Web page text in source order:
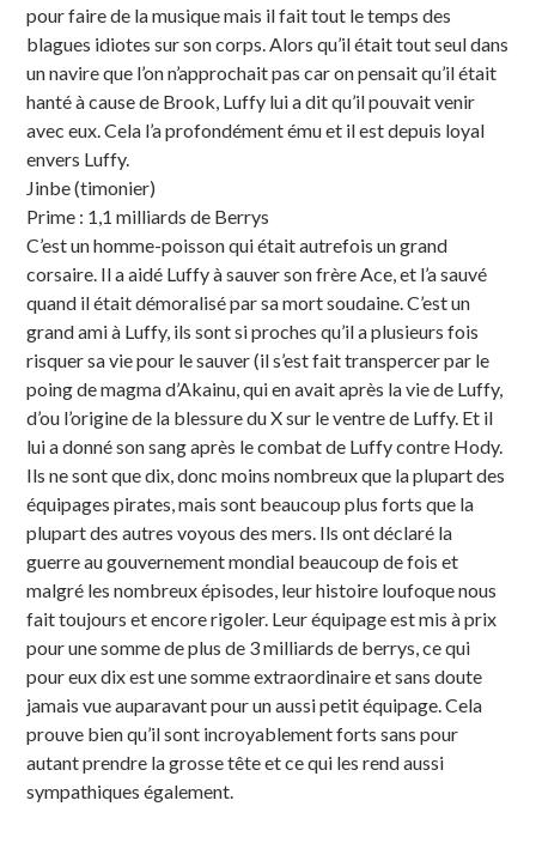
pour faire de la musique mais il fait tout le temps des
blagues idiotes sur son corps. Alors qu’il était tout seul dans
un navire que l’on n’approchait pas car on pensait qu’il était
hanté à cause de Brook, Luffy lui a dit qu’il pouvait venir
avec eux. Cela l’a profondément ému et il est depuis loyal
envers Luffy.
Jinbe (timonier)
Prime : 1,1 milliards de Berrys
C’est un homme-poisson qui était autrefois un grand
corsaire. Il a aidé Luffy à sauver son frère Ace, et l’a sauvé
quand il était démoralisé par sa mort soudaine. C’est un
grand ami à Luffy, ils sont si proches qu’il a plusieurs fois
risquer sa vie pour le sauver (il s’est fait transpercer par le
poing de magma d’Akainu, qui en avait après la vie de Luffy,
d’ou l’origine de la blessure du X sur le ventre de Luffy. Et il
lui a donné son sang après le combat de Luffy contre Hody.
Ils ne sont que dix, donc moins nombreux que la plupart des
équipages pirates, mais sont beaucoup plus forts que la
plupart des autres voyous des mers. Ils ont déclaré la
guerre au gouvernement mondial beaucoup de fois et
malgré les nombreux épisodes, leur histoire loufoque nous
fait toujours et encore rigoler. Leur équipage est mis à prix
pour une somme de plus de 3 milliards de berrys, ce qui
pour eux dix est une somme extraordinaire et sans doute
jamais vue auparavant pour un aussi petit équipage. Cela
prouve bien qu’il sont incroyablement forts sans pour
autant prendre la grosse tête et ce qui les rend aussi
sympathiques également.